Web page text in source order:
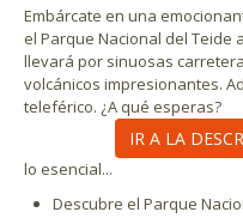
Embárcate en una
el Parque Nacional del Teide
llevará por sinuosas
volcánicos impresionantes.
teleférico. ¿A qué esperas?
IR A LA
lo esencial...
Descubre el Parque